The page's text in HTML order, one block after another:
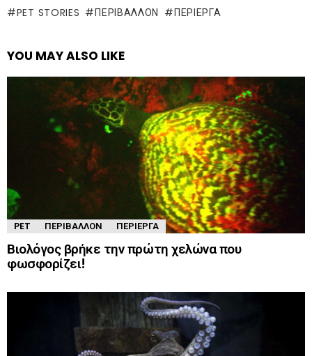
PET STORIES ΠΕΡΙΒΆΛΛΟΝ ΠΕΡΊΕΡΓΑ
YOU MAY ALSO LIKE
PET ΠΕΡΙΒΆΛΛΟΝ ΠΕΡΊΕΡΓΑ
Βιολόγος βρήκε την πρώτη χελώνα που
φωσφορίζει!